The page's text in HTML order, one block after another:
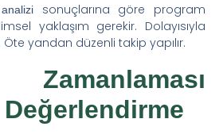
sonuçlarına göre program
yaklaşım gerekir. Dolayısıyla
Öte yandan düzenli takip yapılır.